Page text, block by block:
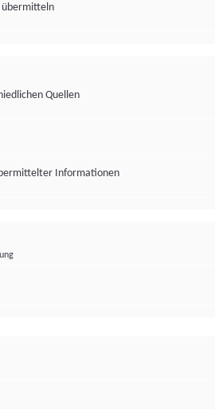
übermitteln
Quellen
Informationen